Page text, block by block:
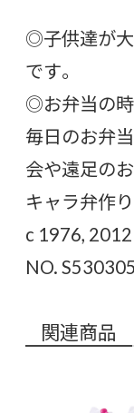
◎子供達が
です。
◎お弁当の時
毎日のお弁
会や遠足の
キャラ弁作
c 1976,
NO. S530305
関連商品